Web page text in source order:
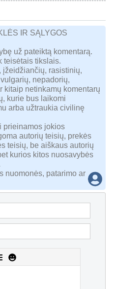
IR SĄLYGOS
už pateiktą komentarą.
teisėtais tikslais.
rasistinių,
nepadorių,
kitaip netinkamų komentarų
kurie bus laikomi
arba užtraukia civilinę
prieinamos jokios
autorių teisių, prekės
teisių, be aiškaus autorių
kurios kitos nuosavybės
nuomonės, patarimo ar